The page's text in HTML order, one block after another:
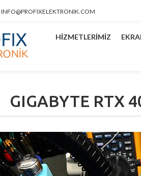
INFO@PROFIXELEKTRONIK.COM
HIZMETLERIMIZ
GIGABYTE RTX